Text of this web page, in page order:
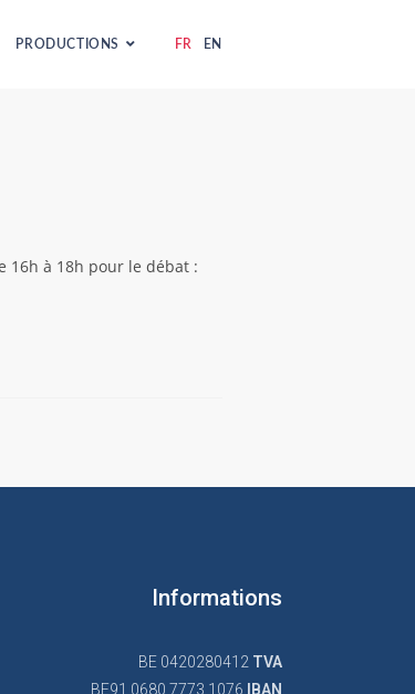
PRODUCTIONS FR EN
16h à 18h pour le débat :
Informations
BE 0420280412 TVA
BE91 0680 7773 1076
IBAN